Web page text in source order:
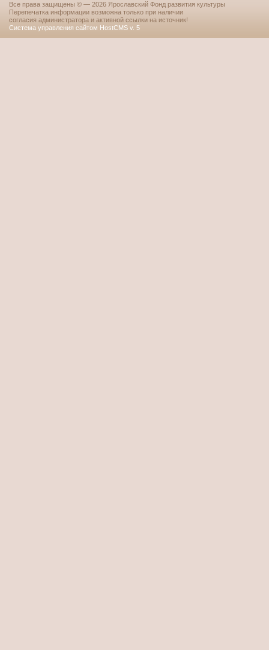
Все права защищены © — 2026 Ярославский Фонд развития культуры
Перепечатка информации возможна только при наличии
согласия администратора и активной ссылки на источник!
Система управления сайтом HostCMS v. 5